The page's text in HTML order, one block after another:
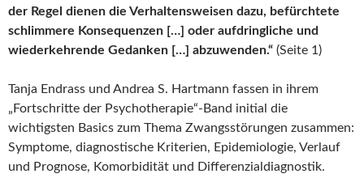
der Regel dienen die Verhaltensweisen dazu, befürchtete
schlimmere Konsequenzen […] oder aufdringliche und
wiederkehrende Gedanken […] abzuwenden.“ (Seite 1)
Tanja Endrass und Andrea S. Hartmann fassen in ihrem
„Fortschritte der Psychotherapie“-Band initial die
wichtigsten Basics zum Thema Zwangsstörungen zusammen:
Symptome, diagnostische Kriterien, Epidemiologie, Verlauf
und Prognose, Komorbidität und Differenzialdiagnostik.